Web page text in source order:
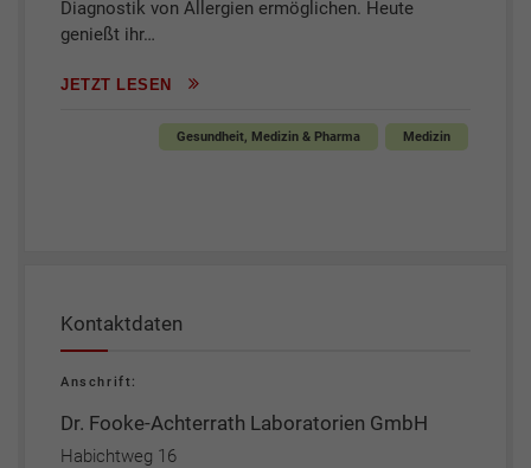
Diagnostik von Allergien ermöglichen. Heute
genießt ihr…
JETZT LESEN
Gesundheit, Medizin & Pharma Medizin
Kontaktdaten
Anschrift:
Dr. Fooke-Achterrath Laboratorien GmbH
Habichtweg 16